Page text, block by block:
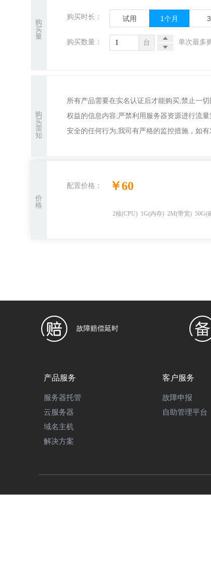
购
买
量
购买时长： 试用 1个月 3
购买数量： 台 单次最多
购
买
需
知
所有产品需要在实名认证后才能购买;禁止一
权益的信息内容;严禁利用服务器资源进行流
安全的任何行为;我司有严格的监控措施，如
价
格
配置价格： ￥60
2核(CPU) 1G(内存) 2M(带宽) 50G(
故障赔偿延时
产品服务
服务器托管
云服务器
域名主机
解决方案
客户服务
故障申报
自助管理平台